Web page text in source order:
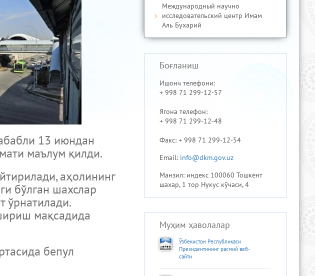
13 июндан
маълум қилди.
аҳолининг
бўлган шахслар
ўрнатилади.
мақсадида
бепул
Международный научно
исследовательский центр Имам
Аль Бухарий
Боғланиш
Ишонч телефони:
+ 998 71 299-12-57
Ягона телефон:
+ 998 71 299-12-48
Факс: + 998 71 299-12-54
Email: info@dkm.gov.uz
Манзил: индекс 100060 Тошкент
шахар, 1 тор Нукус кўчаси, 4
Муҳим ҳаволалар
Ўзбекистон Республикаси
Президентининг расмий веб-
сайти